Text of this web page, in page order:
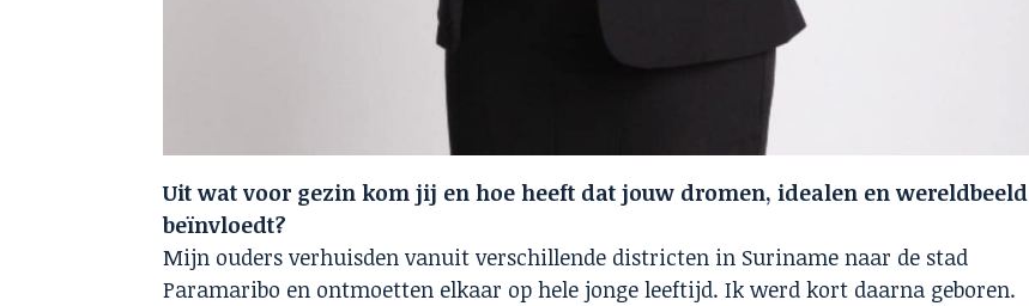
Uit wat voor gezin kom jij en hoe heeft dat jouw dromen, idealen en wereldbeeld
beïnvloedt?
Mijn ouders verhuisden vanuit verschillende districten in Suriname naar de stad
Paramaribo en ontmoetten elkaar op hele jonge leeftijd. Ik werd kort daarna geboren.